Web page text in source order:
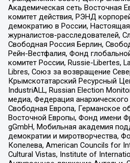
Академическая сеть Восточная
комитет действия, РЭНД
демократию в России,
журналистов-расследователей,
Свободная Россия Берлин,
Рейн-Вестфалия, Фонд
комитет России, Russie-Libertes,
Libres, Союз за возвращение
Крымскотатарский Ресурсный
IndustriALL, Russian Election
медиа, Федерация
Свободная Европа, Германское
Восточной Европы, Фонд имени
gGmbH, Мобильная академия
демократии и миротворчества,
Копелева, American Councils for
Cultural Vistas, Institute of